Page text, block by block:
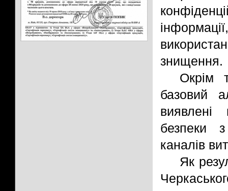
знищення.
Окрім
базовий
виявлені
безпеки
каналів
Як